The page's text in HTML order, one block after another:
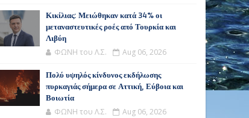
Κικίλιας: Μειώθηκαν κατά 34% οι
μεταναστευτικές ροές από Τουρκία και
Λιβύη
ΦΩΝΗ του Λ.Σ. Aug 06, 2026
Πολύ υψηλός κίνδυνος εκδήλωσης
πυρκαγιάς σήμερα σε Αττική, Εύβοια και
Βοιωτία
ΦΩΝΗ του Λ.Σ. Aug 06, 2026